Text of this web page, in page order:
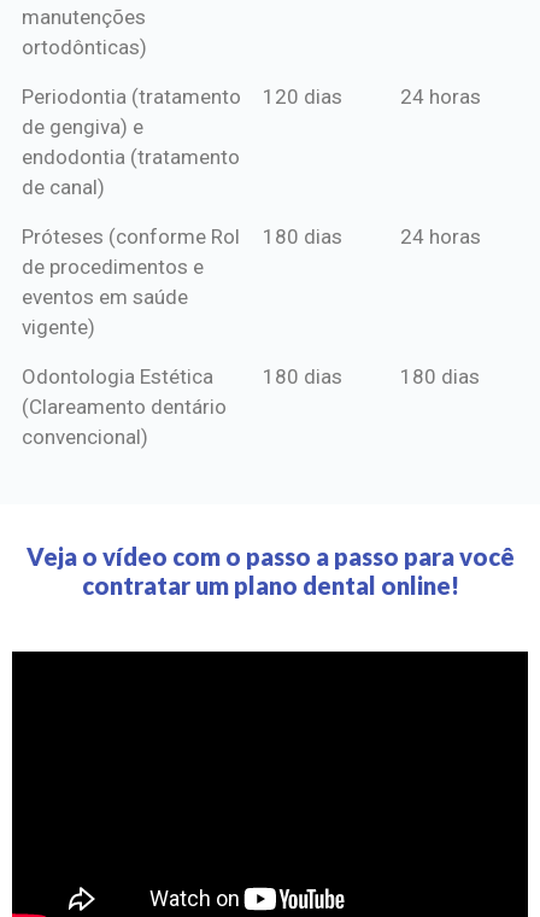
manutenções
ortodônticas)
Periodontia (tratamento
de gengiva) e
endodontia (tratamento
de canal)
120 dias 24 horas
Próteses (conforme Rol
de procedimentos e
eventos em saúde
vigente)
180 dias 24 horas
Odontologia Estética
(Clareamento dentário
convencional)
180 dias 180 dias
Veja o vídeo com o passo a passo para você
contratar um plano dental online!